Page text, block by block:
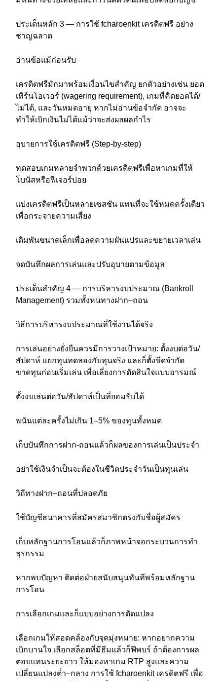
ประเด็นหลัก 3 — การใช้ fcharoenkit เครดิตฟรี อย่าง
ชาญฉลาด
อ่านข้อแม้ก่อนรับ
เครดิตฟรีมักมาพร้อมเงื่อนไขสำคัญ ยกตัวอย่างเช่น ยอด
เทิร์นโอเวอร์ (wagering requirement), เกมที่คิดยอดได้/
ไม่ได้, และวันหมดอายุ หากไม่อ่านข้อจำกัด อาจจะ
ทำให้เบิกเงินไม่ได้แม้ว่าจะส่งผลผลกำไร
อุบายการใช้เครดิตฟรี (Step-by-step)
ทดสอบเกมหลายจำพวกด้วยเครดิตฟรีเพื่อหาเกมที่ให้
โบนัสหรือฟีเจอร์บ่อย
แบ่งเครดิตฟรีเป็นหลายเซสชัน แทนที่จะใช้หมดครั้งเดียว
เพื่อกระจายความเสี่ยง
เดิมพันขนาดเล็กเพื่อลดความผันแปรและขยายเวลาเล่น
จดบันทึกผลการเล่นและปรับอุบายตามข้อมูล
ประเด็นสำคัญ 4 — การบริหารงบประมาณ (Bankroll
Management) รวมทั้งหนทางฝาก–ถอน
วิธีการบริหารงบประมาณที่ใช้งานได้จริง
การเล่นอย่างยั่งยืนควรมีการวางเป้าหมาย: ตั้งงบต่อวัน/
สัปดาห์ แยกทุนทดลองกับทุนจริง และก็ตั้งขีดจำกัด
ขาดทุนก่อนเริ่มเล่น เพื่อเลี่ยงการตัดสินใจแบบอารมณ์
ตั้งงบเล่นต่อวัน/สัปดาห์เป็นที่ยอมรับได้
พนันแต่ละครั้งไม่เกิน 1–5% ของทุนทั้งหมด
เก็บบันทึกการฝาก-ถอนแล้วก็ผลของการเล่นเป็นประจำ
อย่าใช้เงินจำเป็นจะต้องในชีวิตประจำวันเป็นทุนเล่น
วิถีทางฝาก–ถอนที่ปลอดภัย
ใช้บัญชีธนาคารที่สมัครสมาชิกตรงกับชื่อผู้สมัคร
เก็บหลักฐานการโอนแล้วก็ภาพหน้าจอกระบวนการทำ
ธุรกรรม
หากพบปัญหา ติดต่อฝ่ายสนับสนุนทันทีพร้อมหลักฐาน
การโอน
การเลือกเกมและก็แบบอย่างการดัดแปลง
เลือกเกมให้สอดคล้องกับจุดมุ่งหมาย: หากอยากความ
เบิกบานใจ เลือกสล็อตที่มีธีมแล้วก็ฟีพบร์ ถ้าต้องการผล
ตอบแทนระยะยาว ให้มองหาเกม RTP สูงและความ
เปลี่ยนแปลงต่ำ–กลาง การใช้ fcharoenkit เครดิตฟรี เพื่อ